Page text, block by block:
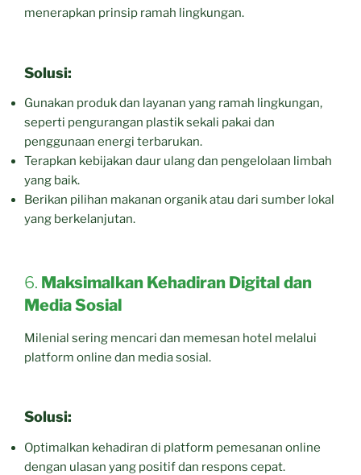
menerapkan prinsip ramah lingkungan.
Solusi:
Gunakan produk dan layanan yang ramah lingkungan,
seperti pengurangan plastik sekali pakai dan
penggunaan energi terbarukan.
Terapkan kebijakan daur ulang dan pengelolaan limbah
yang baik.
Berikan pilihan makanan organik atau dari sumber lokal
yang berkelanjutan.
6. Maksimalkan Kehadiran Digital dan
Media Sosial
Milenial sering mencari dan memesan hotel melalui
platform online dan media sosial.
Solusi:
Optimalkan kehadiran di platform pemesanan online
dengan ulasan yang positif dan respons cepat.